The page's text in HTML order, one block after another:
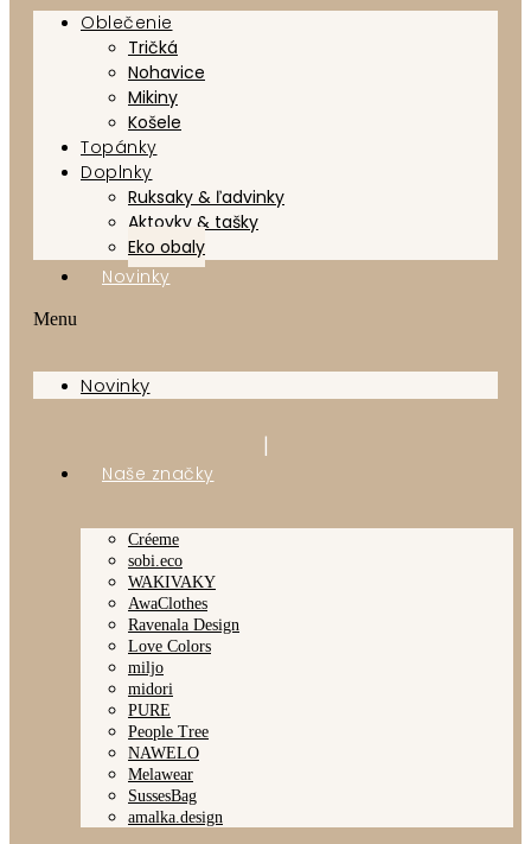
Oblečenie
Tričká
Nohavice
Mikiny
Košele
Topánky
Doplnky
Ruksaky & ľadvinky
Aktovky & tašky
Eko obaly
Novinky
Menu
Novinky
Naše značky
Créeme
sobi.eco
WAKIVAKY
AwaClothes
Ravenala Design
Love Colors
miljo
midori
PURE
People Tree
NAWELO
Melawear
SussesBag
amalka.design